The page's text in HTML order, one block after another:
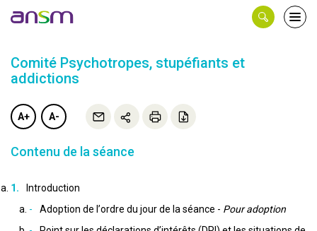
Comité Psychotropes, stupéfiants et
addictions
A+ A-
Contenu de la séance
Introduction
Adoption de l’ordre du jour de la séance - Pour adoption